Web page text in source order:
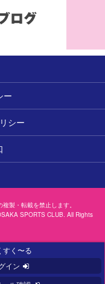
ー
シー
製・転載を禁止します。
SPORTS CLUB. All Rights
すく〜る
イン